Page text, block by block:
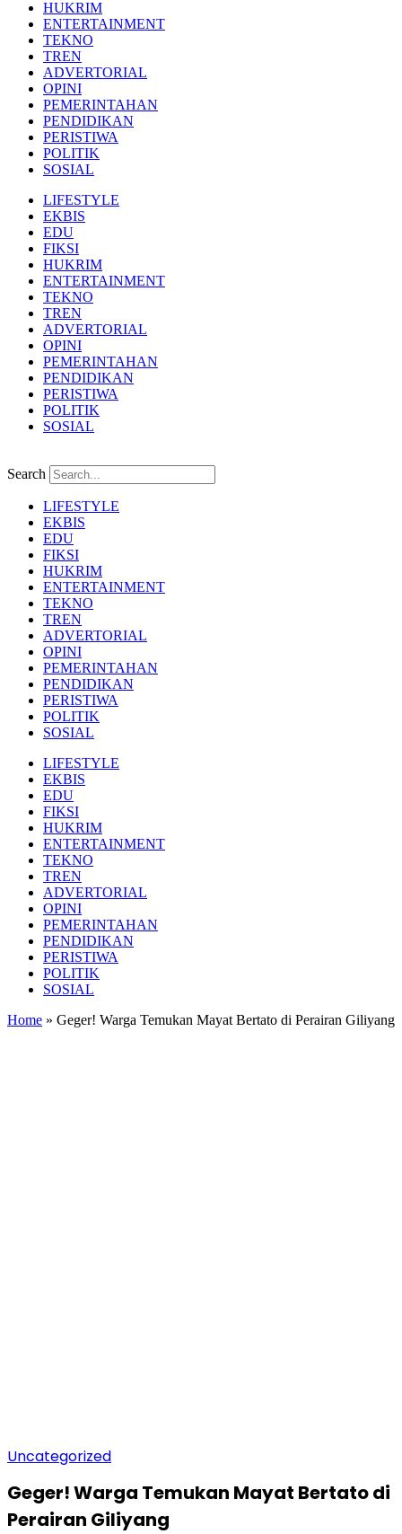
HUKRIM
ENTERTAINMENT
TEKNO
TREN
ADVERTORIAL
OPINI
PEMERINTAHAN
PENDIDIKAN
PERISTIWA
POLITIK
SOSIAL
LIFESTYLE
EKBIS
EDU
FIKSI
HUKRIM
ENTERTAINMENT
TEKNO
TREN
ADVERTORIAL
OPINI
PEMERINTAHAN
PENDIDIKAN
PERISTIWA
POLITIK
SOSIAL
Search
LIFESTYLE
EKBIS
EDU
FIKSI
HUKRIM
ENTERTAINMENT
TEKNO
TREN
ADVERTORIAL
OPINI
PEMERINTAHAN
PENDIDIKAN
PERISTIWA
POLITIK
SOSIAL
LIFESTYLE
EKBIS
EDU
FIKSI
HUKRIM
ENTERTAINMENT
TEKNO
TREN
ADVERTORIAL
OPINI
PEMERINTAHAN
PENDIDIKAN
PERISTIWA
POLITIK
SOSIAL
Home » Geger! Warga Temukan Mayat Bertato di Perairan Giliyang
Uncategorized
Geger! Warga Temukan Mayat Bertato di
Perairan Giliyang